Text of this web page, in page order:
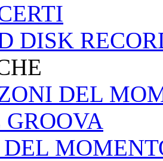
DISK
DEL